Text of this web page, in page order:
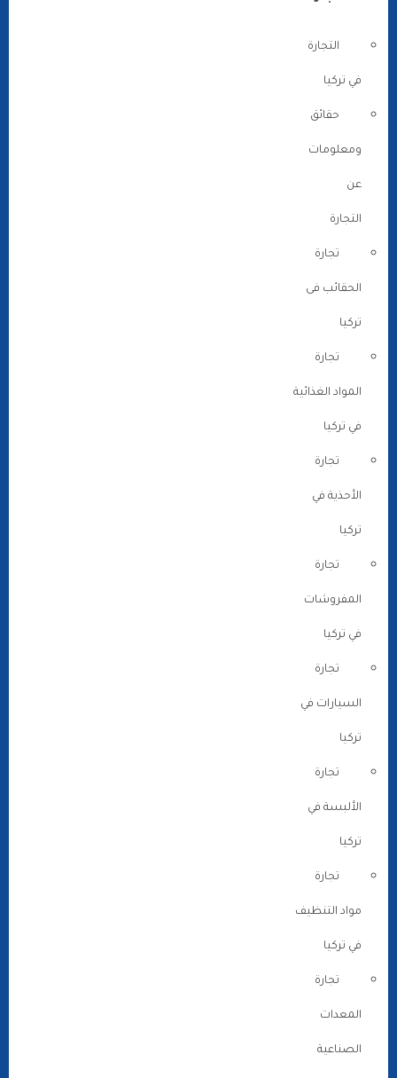
التجارة
في تركيا
حقائق
ومعلومات
عن
التجارة
تجارة
الحقائب فى
تركيا
تجارة
المواد الغذائية
في تركيا
تجارة
الأحذية في
تركيا
تجارة
المفروشات
في تركيا
تجارة
السيارات في
تركيا
تجارة
الألبسة في
تركيا
تجارة
مواد التنظيف
في تركيا
تجارة
المعدات
الصناعية